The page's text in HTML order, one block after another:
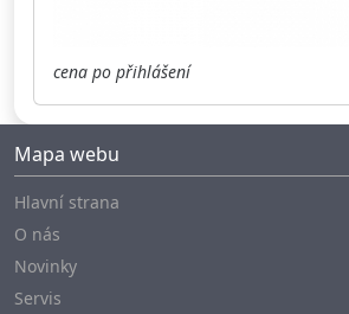
cena po přihlášení
Mapa webu
Hlavní strana
O nás
Novinky
Servis